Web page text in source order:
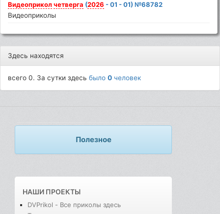
Видеоприкол четверга (2026 - 01 - 01) №68782
Видеоприколы
Здесь находятся
всего 0. За сутки здесьбыло0 человек
Полезное
НАШИ ПРОЕКТЫ
DVPrikol - Все приколы здесь